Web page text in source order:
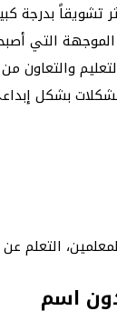
تشويقاً بدرجة
الموجهة التي
والتعاون
بشكل
التعلم
اسم